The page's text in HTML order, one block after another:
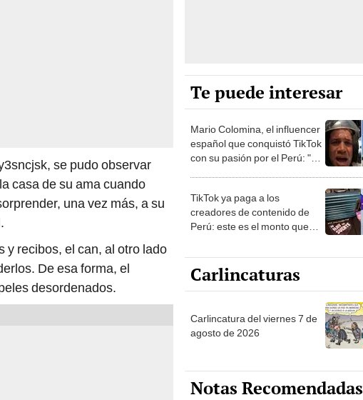
se pudo observar
casa de su ama cuando
una vez más, a su
y recibos, el can, al otro lado
De esa forma, el
desordenados.
Te puede interesar
Mario Colomina, el influencer
español que conquistó TikTok
con su pasión por el Perú: "Mi
TikTok ya paga a los
creadores de contenido de
Perú: este es el monto que
1.000 vistas
Carlincaturas
Carlincatura del viernes 7 de
agosto de 2026
Notas Recomendadas